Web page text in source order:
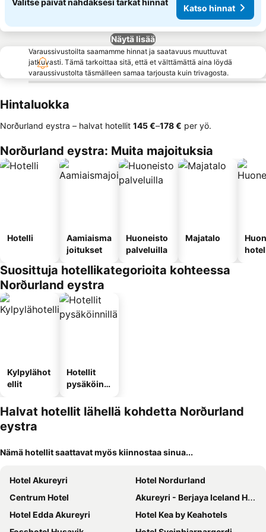
Valitse päivät nähdäksesi tarkat hinnat
Katso hinnat
Näytä lisää
Varaussivustoilta saamamme hinnat ja saatavuus muuttuvat
jatkuvasti. Tämä tarkoittaa sitä, että et välttämättä aina löydä
varaussivustolta täsmälleen samaa tarjousta kuin trivagosta.
Hintaluokka
Norðurland eystra – halvat hotellit ‎145 €–‎178 € per yö.
Norðurland eystra: Muita majoituksia
Hotelli
Aamiaisma
joitukset
Huoneisto
palveluilla
Majatalo
Suosittuja hotellikategorioita kohteessa
Norðurland eystra
Kylpylähot
ellit
Hotellit
pysäköinni
Halvat hotellit lähellä kohdetta Norðurland
eystra
Nämä hotellit saattavat myös kiinnostaa sinua...
Hotel Akureyri
Hotel Nordurland
Centrum Hotel
Akureyri - Berjaya Iceland Hotels
Hotel Edda Akureyri
Hotel Kea by Keahotels